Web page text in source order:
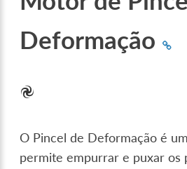
Deformação
O Pincel de Deformação é
permite empurrar e puxar os